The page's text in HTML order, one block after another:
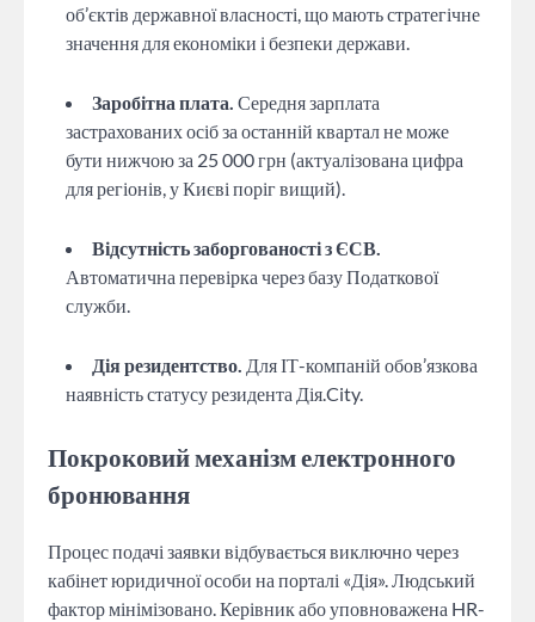
об’єктів державної власності, що мають стратегічне
значення для економіки і безпеки держави.
Заробітна плата. Середня зарплата
застрахованих осіб за останній квартал не може
бути нижчою за 25 000 грн (актуалізована цифра
для регіонів, у Києві поріг вищий).
Відсутність заборгованості з ЄСВ.
Автоматична перевірка через базу Податкової
служби.
Дія резидентство. Для ІТ-компаній обов’язкова
наявність статусу резидента Дія.City.
Покроковий механізм електронного
бронювання
Процес подачі заявки відбувається виключно через
кабінет юридичної особи на порталі «Дія». Людський
фактор мінімізовано. Керівник або уповноважена HR-